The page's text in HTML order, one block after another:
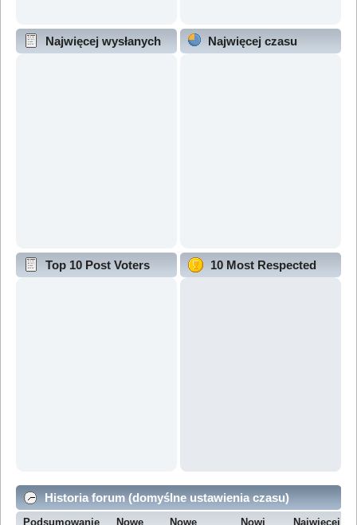
Najwięcej wysłanych
Najwięcej czasu
Top 10 Post Voters 10 Most Respected
Historia forum (domyślne ustawienia czasu)
Podsumowanie Nowe Nowe Nowi Najwięcej